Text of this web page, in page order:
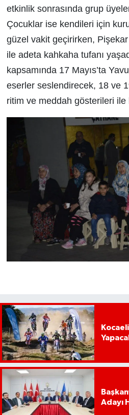
etkinlik sonrasında grup
Çocuklar ise kendileri için
güzel vakit geçirirken,
ile adeta kahkaha tufanı
kapsamında 17 Mayıs’ta
eserler seslendirecek, 18 ve
ritim ve meddah gösterileri
Adayı